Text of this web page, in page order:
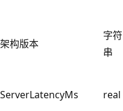
架构版本
字符
串
ServerLatencyMs real